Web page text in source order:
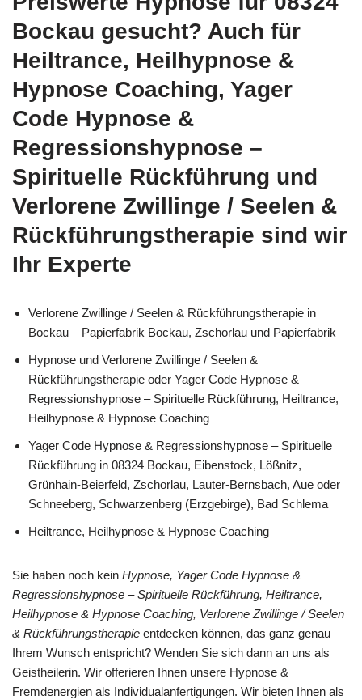
Bockau gesucht? Auch für
Heiltrance, Heilhypnose &
Hypnose Coaching, Yager
Code Hypnose &
Regressionshypnose –
Spirituelle Rückführung und
Verlorene Zwillinge / Seelen &
Rückführungstherapie sind wir
Ihr Experte
Verlorene Zwillinge / Seelen & Rückführungstherapie in
Bockau – Papierfabrik Bockau, Zschorlau und Papierfabrik
Hypnose und Verlorene Zwillinge / Seelen &
Rückführungstherapie oder Yager Code Hypnose &
Regressionshypnose – Spirituelle Rückführung, Heiltrance,
Heilhypnose & Hypnose Coaching
Yager Code Hypnose & Regressionshypnose – Spirituelle
Rückführung in 08324 Bockau, Eibenstock, Lößnitz,
Grünhain-Beierfeld, Zschorlau, Lauter-Bernsbach, Aue oder
Schneeberg, Schwarzenberg (Erzgebirge), Bad Schlema
Heiltrance, Heilhypnose & Hypnose Coaching
Sie haben noch kein Hypnose, Yager Code Hypnose &
Regressionshypnose – Spirituelle Rückführung, Heiltrance,
Heilhypnose & Hypnose Coaching, Verlorene Zwillinge / Seelen
& Rückführungstherapie entdecken können, das ganz genau
Ihrem Wunsch entspricht? Wenden Sie sich dann an uns als
Geistheilerin. Wir offerieren Ihnen unsere Hypnose &
Fremdenergien als Individualanfertigungen. Wir bieten Ihnen als